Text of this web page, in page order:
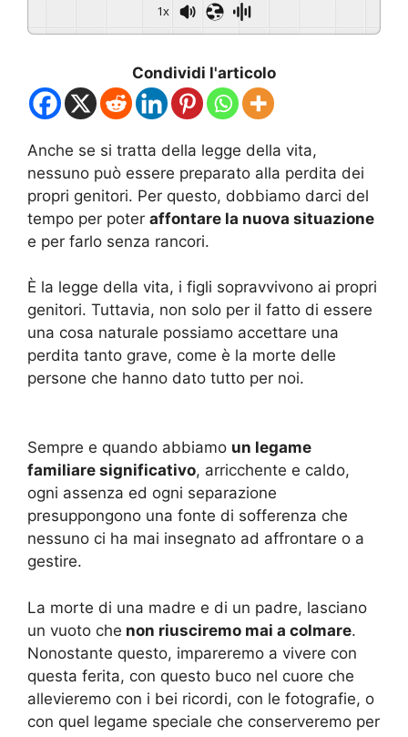
1x
Condividi l'articolo
Anche se si tratta della legge della vita,
nessuno può essere preparato alla perdita dei
propri genitori. Per questo, dobbiamo darci del
tempo per poter affontare la nuova situazione
e per farlo senza rancori.
È la legge della vita, i figli sopravvivono ai propri
genitori. Tuttavia, non solo per il fatto di essere
una cosa naturale possiamo accettare una
perdita tanto grave, come è la morte delle
persone che hanno dato tutto per noi.
Sempre e quando abbiamo un legame
familiare significativo, arricchente e caldo,
ogni assenza ed ogni separazione
presuppongono una fonte di sofferenza che
nessuno ci ha mai insegnato ad affrontare o a
gestire.
La morte di una madre e di un padre, lasciano
un vuoto che non riusciremo mai a colmare.
Nonostante questo, impareremo a vivere con
questa ferita, con questo buco nel cuore che
allevieremo con i bei ricordi, con le fotografie, o
con quel legame speciale che conserveremo per